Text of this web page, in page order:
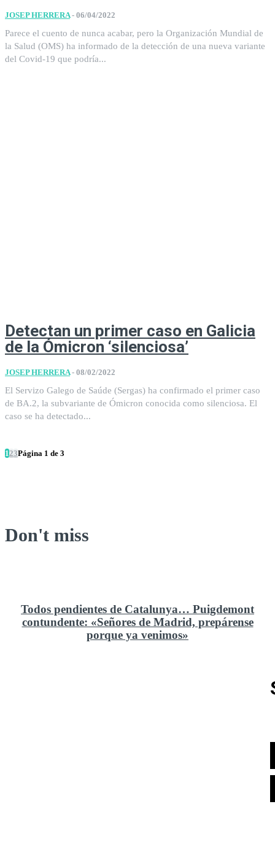
JOSEP HERRERA - 06/04/2022
Parece el cuento de nunca acabar, pero la Organización Mundial de
la Salud (OMS) ha informado de la detección de una nueva variante
del Covid-19 que podría...
Detectan un primer caso en Galicia
de la Ómicron ‘silenciosa’
JOSEP HERRERA - 08/02/2022
El Servizo Galego de Saúde (Sergas) ha confirmado el primer caso
de BA.2, la subvariante de Ómicron conocida como silenciosa. El
caso se ha detectado...
1 23Página 1 de 3
Don't miss
Todos pendientes de Catalunya… Puigdemont
contundente: «Señores de Madrid, prepárense
porque ya venimos»